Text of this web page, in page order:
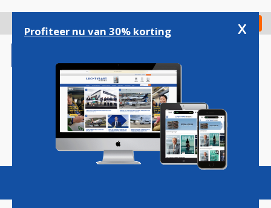
gaan
Check in
Magazine Podcasts Vacatures
Profiteer nu van 30% korting x